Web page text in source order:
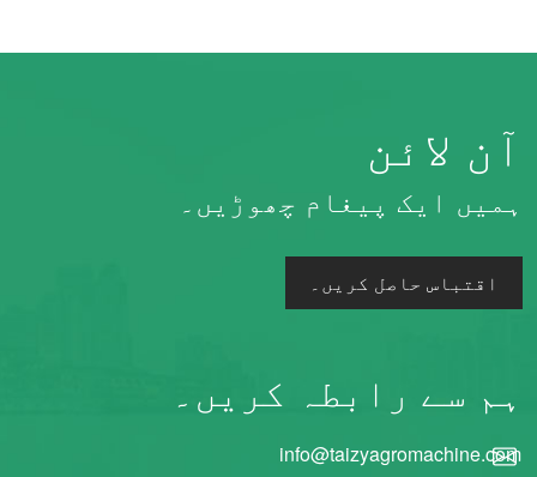
آن لائن
ہمیں ایک پیغام چھوڑیں۔
اقتباس حاصل کریں۔
ہم سے رابطہ کریں۔